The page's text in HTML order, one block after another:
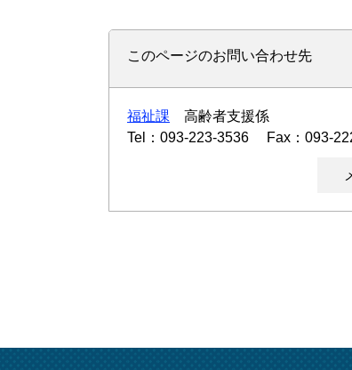
このページのお問い合わせ先
福祉課
高齢者支援係
Tel：093-223-3536
Fax：093-